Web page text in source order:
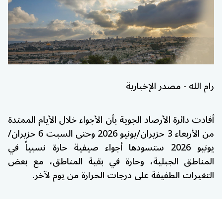
رام الله - مصدر الإخبارية
أفادت دائرة الأرصاد الجوية بأن الأجواء خلال الأيام الممتدة
من الأربعاء 3 حزيران/يونيو 2026 وحتى السبت 6 حزيران/
يونيو 2026 ستسودها أجواء صيفية حارة نسبياً في
المناطق الجبلية، وحارة في بقية المناطق، مع بعض
التغيرات الطفيفة على درجات الحرارة من يوم لآخر.